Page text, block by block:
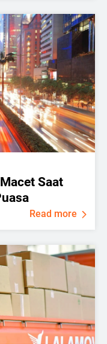
Saat
Read more